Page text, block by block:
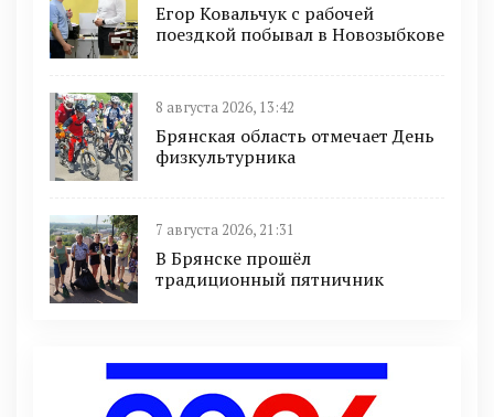
Егор Ковальчук с рабочей
поездкой побывал в Новозыбкове
8 августа 2026, 13:42
Брянская область отмечает День
физкультурника
7 августа 2026, 21:31
В Брянске прошёл
традиционный пятничник